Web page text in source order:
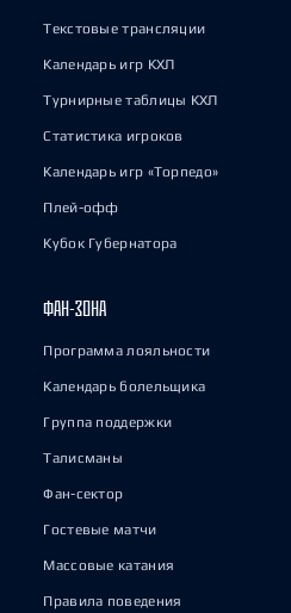
Текстовые трансляции
Календарь игр КХЛ
Турнирные таблицы КХЛ
Статистика игроков
Календарь игр «Торпедо»
Плей-офф
Кубок Губернатора
ФАН-ЗОНА
Программа лояльности
Календарь болельщика
Группа поддержки
Талисманы
Фан-сектор
Гостевые матчи
Массовые катания
Правила поведения